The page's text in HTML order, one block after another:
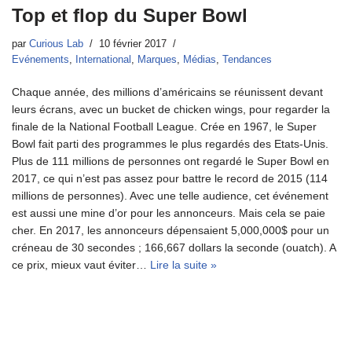
Top et flop du Super Bowl
par Curious Lab
10 février 2017
Evénements, International , Marques, Médias, Tendances
Chaque année, des millions d’américains se réunissent devant
leurs écrans, avec un bucket de chicken wings, pour regarder la
finale de la National Football League. Crée en 1967, le Super
Bowl fait parti des programmes le plus regardés des Etats-Unis.
Plus de 111 millions de personnes ont regardé le Super Bowl en
2017, ce qui n’est pas assez pour battre le record de 2015 (114
millions de personnes). Avec une telle audience, cet événement
est aussi une mine d’or pour les annonceurs. Mais cela se paie
cher. En 2017, les annonceurs dépensaient 5,000,000$ pour un
créneau de 30 secondes ; 166,667 dollars la seconde (ouatch). A
ce prix, mieux vaut éviter… Lire la suite »